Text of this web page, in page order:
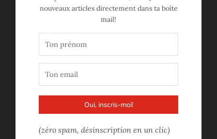
nouveaux articles directement dans ta boîte
mail!
Oui, inscris-moi!
(zéro spam, désinscription en un clic)